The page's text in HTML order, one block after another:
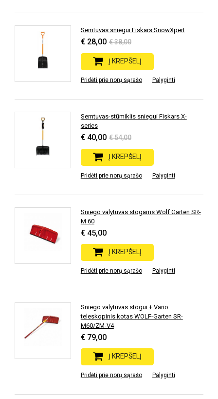
Semtuvas sniegui Fiskars SnowXpert
€ 28,00 € 38,00
Į KREPŠELĮ
Pridėti prie norų sąrašo Palyginti
Semtuvas-stūmiklis sniegui Fiskars X-
series
€ 40,00 € 54,00
Į KREPŠELĮ
Pridėti prie norų sąrašo Palyginti
Sniego valytuvas stogams Wolf Garten SR-
M 60
€ 45,00
Į KREPŠELĮ
Pridėti prie norų sąrašo Palyginti
Sniego valytuvas stogui + Vario
teleskopinis kotas WOLF-Garten SR-
M60/ZM-V4
€ 79,00
Į KREPŠELĮ
Pridėti prie norų sąrašo Palyginti